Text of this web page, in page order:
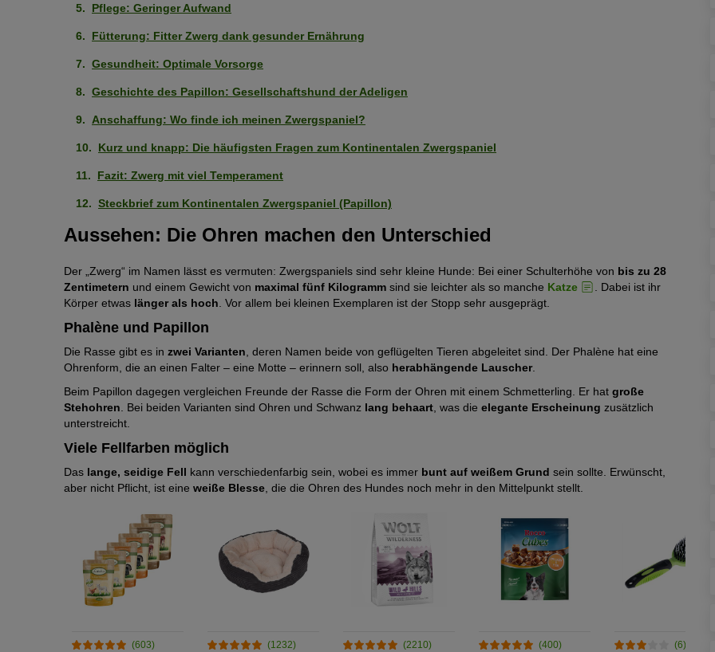
Pflege: Geringer Aufwand
Fütterung: Fitter Zwerg dank gesunder Ernährung
Gesundheit: Optimale Vorsorge
Geschichte des Papillon: Gesellschaftshund der Adeligen
Anschaffung: Wo finde ich meinen Zwergspaniel?
Kurz und knapp: Die häufigsten Fragen zum Kontinentalen Zwergspaniel
Fazit: Zwerg mit viel Temperament
Steckbrief zum Kontinentalen Zwergspaniel (Papillon)
Aussehen: Die Ohren machen den Unterschied
Der „Zwerg“ im Namen lässt es vermuten: Zwergspaniels sind sehr kleine Hunde: Bei einer Schulterhöhe von bis zu 28
Zentimetern und einem Gewicht von maximal fünf Kilogramm sind sie leichter als so manche Katze
. Dabei ist ihr
Körper etwas länger als hoch . Vor allem bei kleinen Exemplaren ist der Stopp sehr ausgeprägt.
Phalène und Papillon
Die Rasse gibt es in zwei Varianten , deren Namen beide von geflügelten Tieren abgeleitet sind. Der Phalène hat eine
Ohrenform, die an einen Falter – eine Motte – erinnern soll, also herabhängende Lauscher.
Beim Papillon dagegen vergleichen Freunde der Rasse die Form der Ohren mit einem Schmetterling. Er hat große
Stehohren . Bei beiden Varianten sind Ohren und Schwanz lang behaart , was die elegante Erscheinung zusätzlich
unterstreicht.
Viele Fellfarben möglich
Das lange, seidige Fell kann verschiedenfarbig sein, wobei es immer bunt auf weißem Grund sein sollte. Erwünscht,
aber nicht Pflicht, ist eine weiße Blesse , die die Ohren des Hundes noch mehr in den Mittelpunkt stellt.
(603) (1232) (2210) (400) (6)